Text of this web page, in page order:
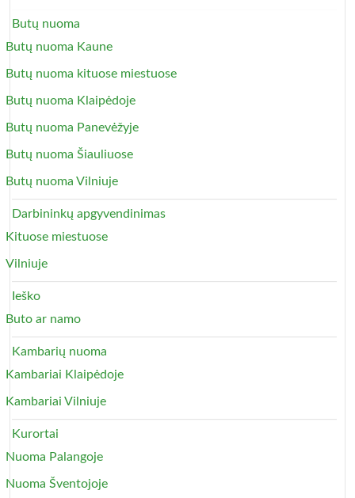
Butų nuoma
Butų nuoma Kaune
Butų nuoma kituose miestuose
Butų nuoma Klaipėdoje
Butų nuoma Panevėžyje
Butų nuoma Šiauliuose
Butų nuoma Vilniuje
Darbininkų apgyvendinimas
Kituose miestuose
Vilniuje
Ieško
Buto ar namo
Kambarių nuoma
Kambariai Klaipėdoje
Kambariai Vilniuje
Kurortai
Nuoma Palangoje
Nuoma Šventojoje